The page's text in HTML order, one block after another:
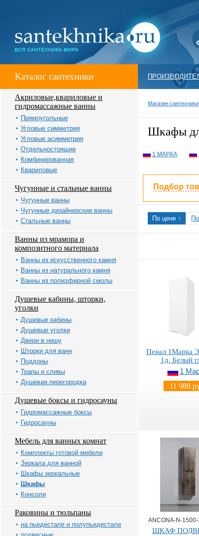
Каталог сантехники
Акриловые,квариловые и
гидромассажные ванны
Прямоугольные
Угловые симметрия
Угловые асимметрия
Отдельностоящие
Комбинированная
Квариловые
Чугунные и стальные ванны
Чугунные ванны
Чугунные дизайнерские ванны
Стальные ванны
Ванны из мрамора и
композитного материала
Ванны из искусственного камня
Ванны из натурального камня
Ванны из полиэфирной смолы
Душевые кабины, шторки,
уголки
Душевые кабины
Душевые уголки
Двери в нишу
Шторки для ванн
Поддоны
Трапы и сливы
Душевая перегородка
Душевые боксы и гидросауны
Гидромассажные боксы
Гидросауны
Мебель для ванных комнат
Комплекты готовой мебели
Зеркала для ванной
Шкафы зеркальные
Шкафы
Консоли
Раковины и тюльпаны
на пьедестале и полупьедестале
Магазин сантехники
Шкафы
1 МАРКА
Подбор
По цене ↑
Пенал 1Марка
1д, Белый
1
11 988
ANCONA-N-
ШКАФ